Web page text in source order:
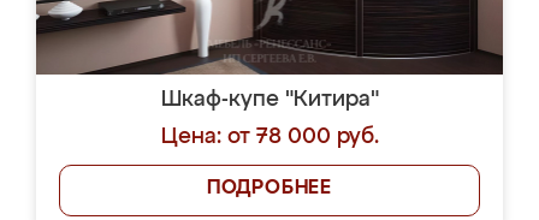
Шкаф-купе "Китира"
Цена: от 78 000 руб.
ПОДРОБНЕЕ